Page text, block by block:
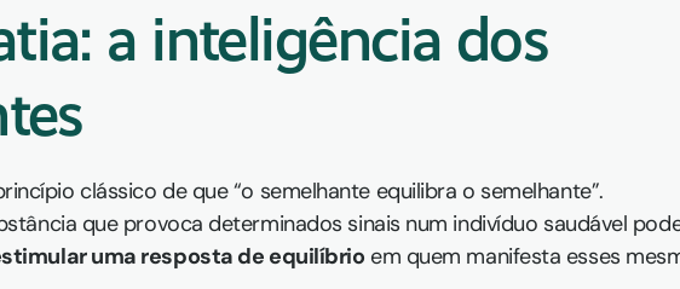
a inteligência dos
clássico de que “o semelhante equilibra o semelhante”.
que provoca determinados sinais num indivíduo saudável
uma resposta de equilíbrio em quem manifesta esses